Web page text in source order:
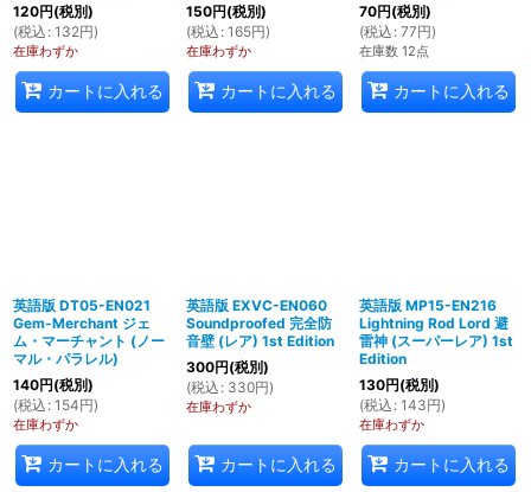
120円(税別)
(税込 : 132円)
在庫わずか
カートに入れる
150円(税別)
(税込 : 165円)
在庫わずか
カートに入れる
70円(税別)
(税込 : 77円)
在庫数 12点
カートに入れる
英語版 DT05-EN021
Gem-Merchant ジェ
ム・マーチャント (ノー
マル・パラレル)
140円(税別)
(税込 : 154円)
在庫わずか
カートに入れる
英語版 EXVC-EN060
Soundproofed 完全防
音壁 (レア) 1st Edition
300円(税別)
(税込 : 330円)
在庫わずか
カートに入れる
英語版 MP15-EN216
Lightning Rod Lord 避
雷神 (スーパーレア) 1st
Edition
130円(税別)
(税込 : 143円)
在庫わずか
カートに入れる